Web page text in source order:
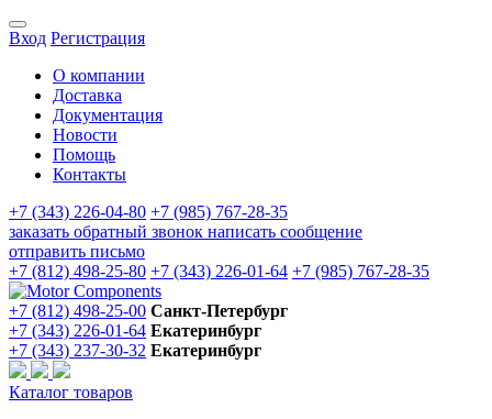
Вход Регистрация
О компании
Доставка
Документация
Новости
Помощь
Контакты
+7 (343) 226-04-80 +7 (985) 767-28-35
заказать обратный звонок написать сообщение
отправить письмо
+7 (812) 498-25-80 +7 (343) 226-01-64 +7 (985) 767-28-35
+7 (812) 498-25-00 Санкт-Петербург
+7 (343) 226-01-64 Екатеринбург
+7 (343) 237-30-32 Екатеринбург
Каталог товаров